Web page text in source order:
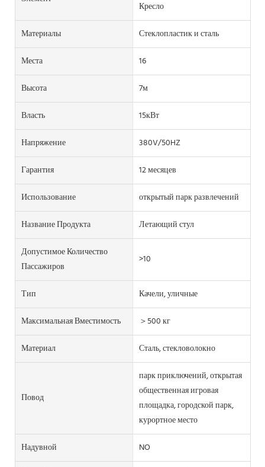
Кресло
Материалы
Стеклопластик и сталь
Места
16
Высота
7м
Власть
15кВт
Напряжение
380V/50HZ
Гарантия
12 месяцев
Использование
открытый парк развлечений
Название Продукта
Летающий стул
Допустимое Количество
Пассажиров
>10
Тип
Качели, уличные
Максимальная Вместимость
＞500 кг
Материал
Сталь, стекловолокно
Повод
парк приключений, открытая
общественная игровая
площадка, городской парк,
курортное место
Надувной
NO